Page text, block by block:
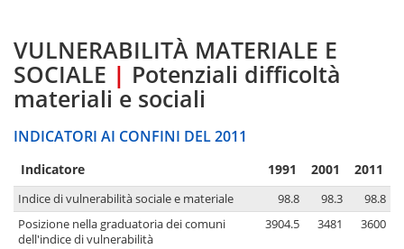
VULNERABILITÀ MATERIALE E
SOCIALE | Potenziali difficoltà
materiali e sociali
INDICATORI AI CONFINI DEL 2011
Indicatore 1991 2001 2011
Indice di vulnerabilità sociale e materiale 98.8 98.3
98.8
Posizione nella graduatoria dei comuni
dell'indice di vulnerabilità
3904.5 3481 3600